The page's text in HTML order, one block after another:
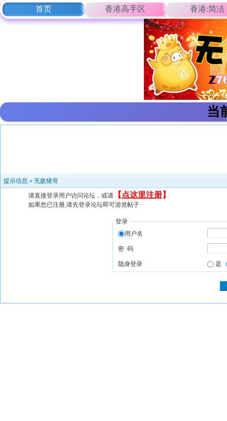
首页 香港高手区 香港:简洁
当
提示信息 » 无敌猪哥
请直接登录用户访问论坛，或请 【 点这里注册】
如果您已注册,请先登录论坛即可游览帖子
登录
用户名
密 码
隐身登录 是